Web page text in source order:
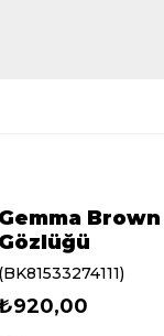
Gemma
Gözlüğü
(BK81533274111)